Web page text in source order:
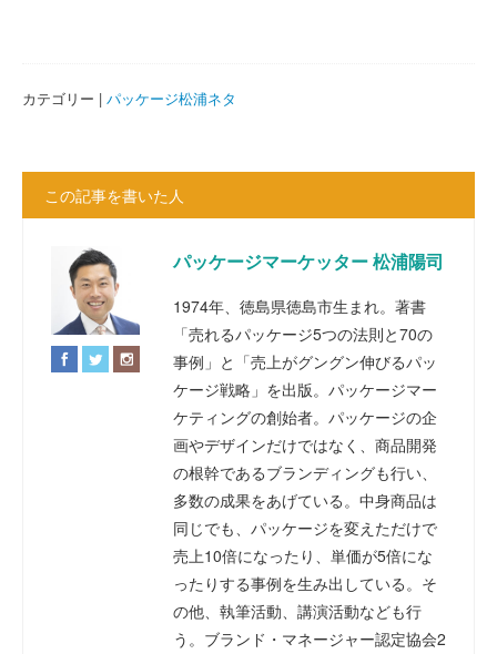
カテゴリー | パッケージ松浦ネタ
この記事を書いた人
パッケージマーケッター 松浦陽司
1974年、徳島県徳島市生まれ。著書
「売れるパッケージ5つの法則と70の
事例」と「売上がグングン伸びるパッ
ケージ戦略」を出版。パッケージマー
ケティングの創始者。パッケージの企
画やデザインだけではなく、商品開発
の根幹であるブランディングも行い、
多数の成果をあげている。中身商品は
同じでも、パッケージを変えただけで
売上10倍になったり、単価が5倍にな
ったりする事例を生み出している。そ
の他、執筆活動、講演活動なども行
う。ブランド・マネージャー認定協会2